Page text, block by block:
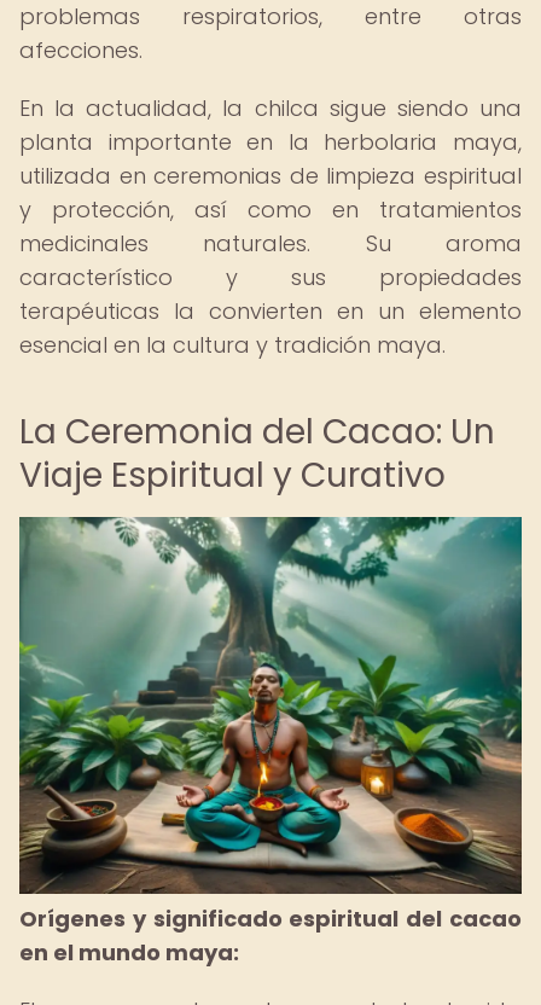
problemas respiratorios, entre otras
afecciones.
En la actualidad, la chilca sigue siendo una
planta importante en la herbolaria maya,
utilizada en ceremonias de limpieza espiritual
y protección, así como en tratamientos
medicinales naturales. Su aroma
característico y sus propiedades
terapéuticas la convierten en un elemento
esencial en la cultura y tradición maya.
La Ceremonia del Cacao: Un
Viaje Espiritual y Curativo
Orígenes y significado espiritual del cacao
en el mundo maya: